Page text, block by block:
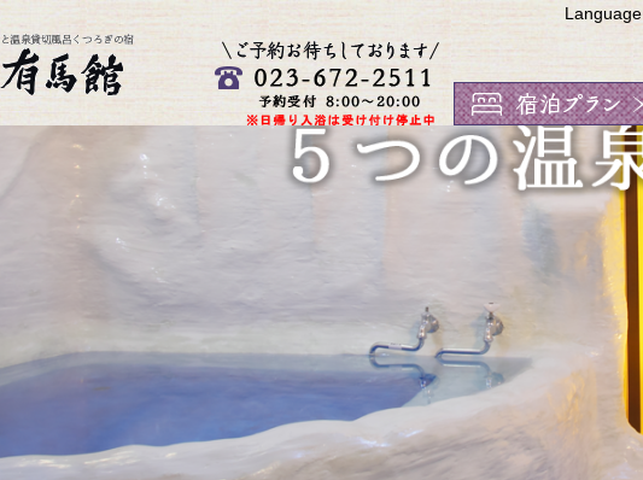
Language